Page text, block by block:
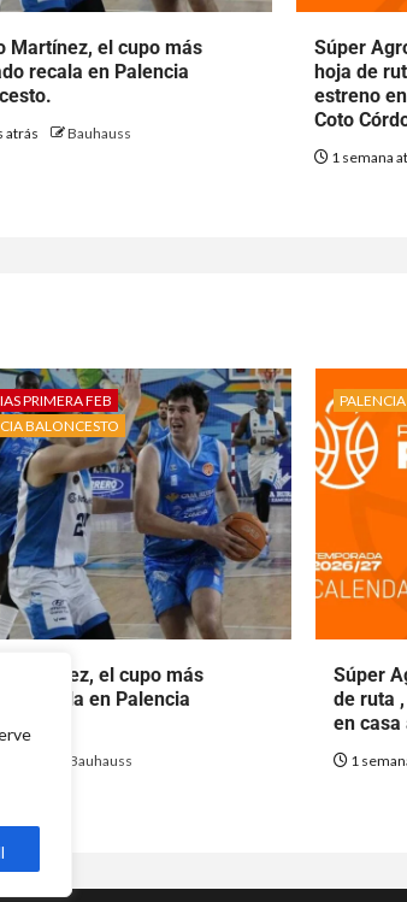
Martínez, el cupo más
recala en Palencia
atrás Bauhauss
Súper
hoja de
estreno
Coto
1 semana
PRIMERA FEB
BALONCESTO
Martínez, el cupo más
recala en Palencia
atrás Bauhauss
Súper
de ruta
en casa
1